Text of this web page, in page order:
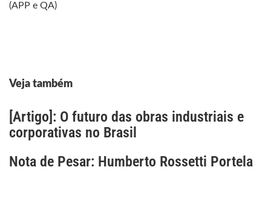
(APP e QA)
Veja também
[Artigo]: O futuro das obras industriais e
corporativas no Brasil
Nota de Pesar: Humberto Rossetti Portela